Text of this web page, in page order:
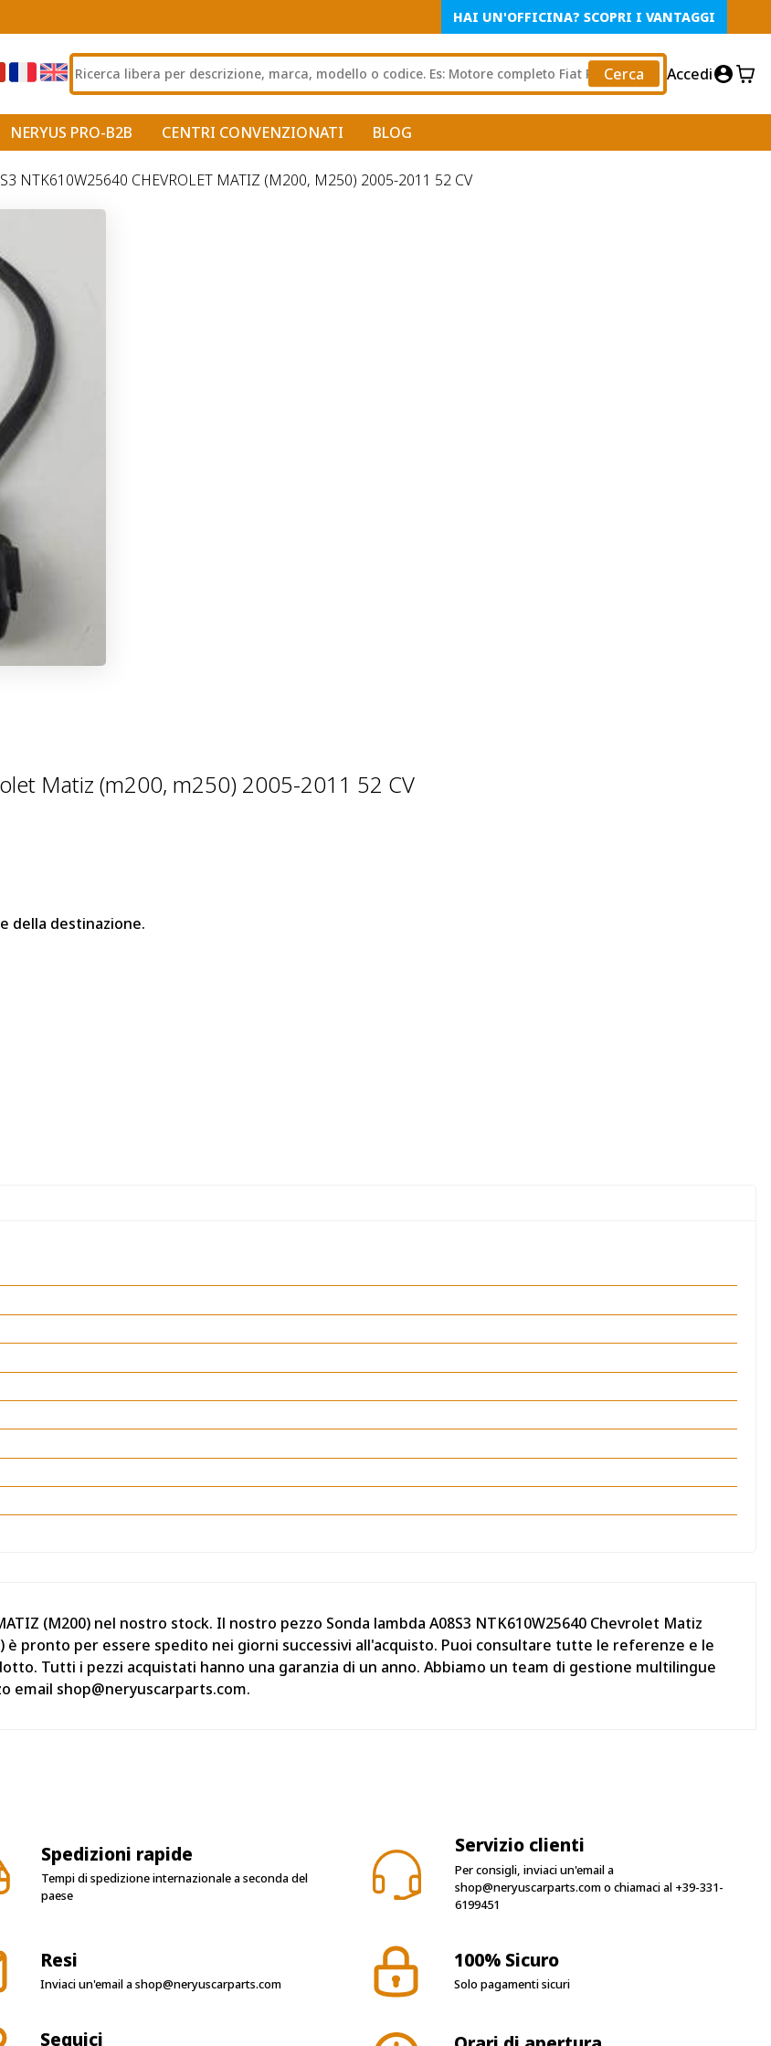
HAI UN'OFFICINA? SCOPRI I VANTAGGI
Cerca Accedi
NERYUS PRO-B2B CENTRI CONVENZIONATI BLOG
NTK610W25640 CHEVROLET MATIZ (M200, M250) 2005-2011 52 CV
Matiz (m200, m250) 2005-2011 52 CV
della destinazione.
(M200) nel nostro stock. Il nostro pezzo Sonda lambda A08S3 NTK610W25640 Chevrolet Matiz
è pronto per essere spedito nei giorni successivi all'acquisto. Puoi consultare tutte le referenze e le
Tutti i pezzi acquistati hanno una garanzia di un anno. Abbiamo un team di gestione multilingue
shop@neryuscarparts.com.
Spedizioni rapide
Tempi di spedizione internazionale a seconda del
paese
Servizio clienti
Per consigli, inviaci un'email a
shop@neryuscarparts.como chiamaci al +39-331-
6199451
Resi
Inviaci un'email ashop@neryuscarparts.com
100% Sicuro
Solo pagamenti sicuri
Seguici